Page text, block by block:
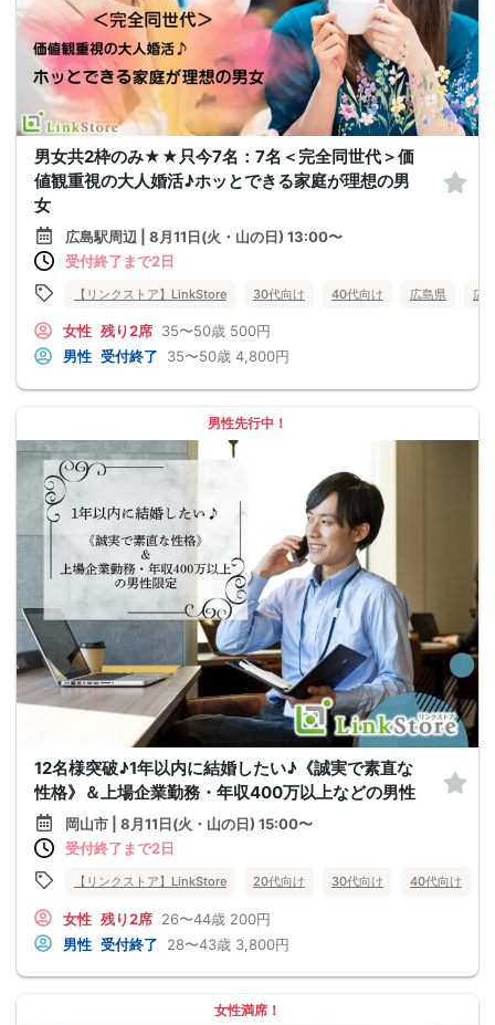
男女共2枠のみ★★只今7名：7名＜完全同世代＞価
値観重視の大人婚活♪ホッとできる家庭が理想の男
女
広島駅周辺 | 8月11日(火・山の日) 13:00〜
受付終了まで2日
【リンクストア】LinkStore 30代向け 40代向け 広島県 広
女性 残り2席 35〜50歳 500円
男性 受付終了 35〜50歳 4,800円
男性先行中！
12名様突破♪1年以内に結婚したい♪《誠実で素直な
性格》＆上場企業勤務・年収400万以上などの男性
岡山市 | 8月11日(火・山の日) 15:00〜
受付終了まで2日
【リンクストア】LinkStore 20代向け 30代向け 40代向け
女性 残り2席 26〜44歳 200円
男性 受付終了 28〜43歳 3,800円
女性満席！